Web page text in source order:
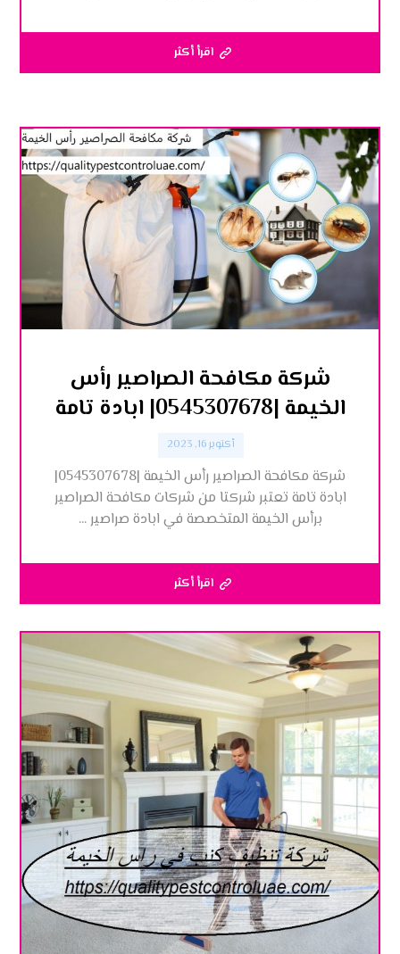
اقرأ أكثر
شركة مكافحة الصراصير رأس
الخيمة |0545307678| ابادة تامة
أكتوبر 16, 2023
شركة مكافحة الصراصير رأس الخيمة |0545307678|
ابادة تامة تعتبر شركتا من شركات مكافحة الصراصير
برأس الخيمة المتخصصة في ابادة صراصير ...
اقرأ أكثر